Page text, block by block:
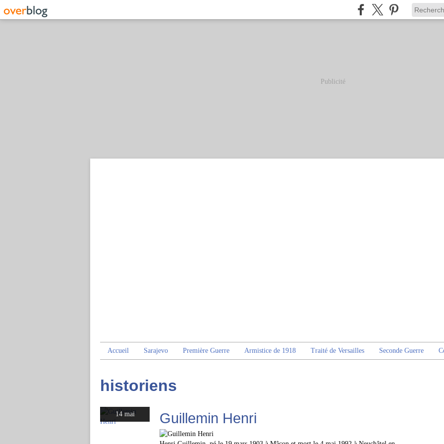
Publicité
Accueil Sarajevo Première Guerre Armistice de 1918 Traité de Versailles Seconde Guerre
historiens
14 mai Guillemin Henri